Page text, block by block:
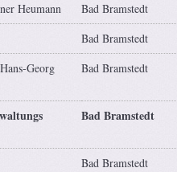
Heumann
Bad Bramstedt
Bad Bramstedt
Georg
Bad Bramstedt
Bad Bramstedt
Bad Bramstedt